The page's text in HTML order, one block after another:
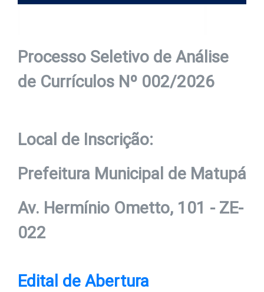
Processo Seletivo de Análise
de Currículos Nº 002/2026
Local de Inscrição:
Prefeitura Municipal de Matupá
Av. Hermínio Ometto, 101 - ZE-
022
Edital de Abertura